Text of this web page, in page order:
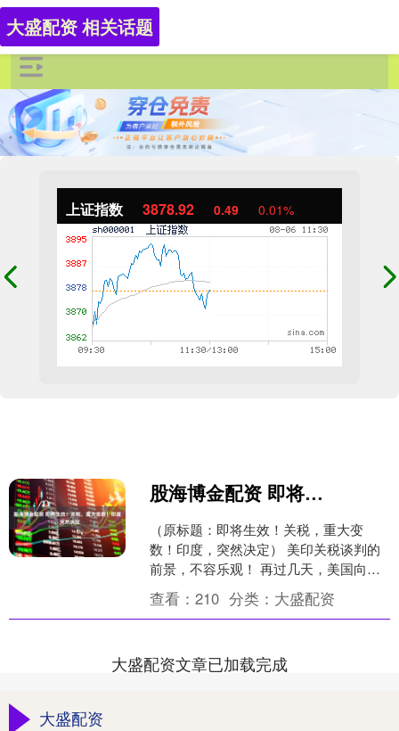
上证指数 3878.92 0.49 0.01%
大盛配资 相关话题
股海博金配资 即将生效！关税，重大变数！印度，突然决定
（原标题：即将生效！关税，重大变
数！印度，突然决定） 美印关税谈判的
前景，不容乐观！ 再过几天，美国向印
度大幅加征的额外关税，即将正式生
效。不过，印度外长8月2....
查看：210 分类： 大盛配资
大盛配资文章已加载完成
大盛配资